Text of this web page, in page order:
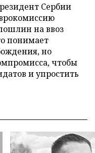
Сербии
на ввоз
понимает
но
чтобы
и упростить